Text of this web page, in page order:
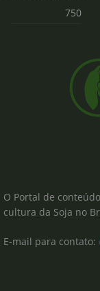
750
O Portal de
cultura da Soja no
E-mail para contato: